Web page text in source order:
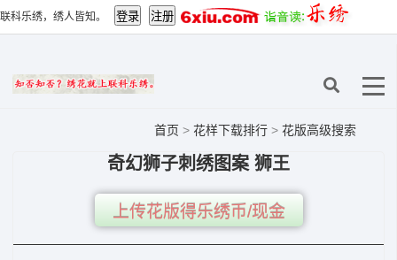
联科乐绣，绣人皆知。
首页 > 花样下载排行 > 花版高级搜索
奇幻狮子刺绣图案 狮王
上传花版得乐绣币/现金